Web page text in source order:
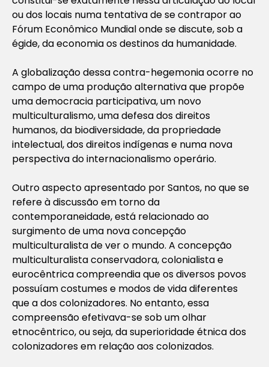
ou dos locais numa tentativa de se contrapor ao
Fórum Econômico Mundial onde se discute, sob a
égide, da economia os destinos da humanidade.
A globalização dessa contra-hegemonia ocorre no
campo de uma produção alternativa que propõe
uma democracia participativa, um novo
multiculturalismo, uma defesa dos direitos
humanos, da biodiversidade, da propriedade
intelectual, dos direitos indígenas e numa nova
perspectiva do internacionalismo operário.
Outro aspecto apresentado por Santos, no que se
refere à discussão em torno da
contemporaneidade, está relacionado ao
surgimento de uma nova concepção
multiculturalista de ver o mundo. A concepção
multiculturalista conservadora, colonialista e
eurocêntrica compreendia que os diversos povos
possuíam costumes e modos de vida diferentes
que a dos colonizadores. No entanto, essa
compreensão efetivava-se sob um olhar
etnocêntrico, ou seja, da superioridade étnica dos
colonizadores em relação aos colonizados.